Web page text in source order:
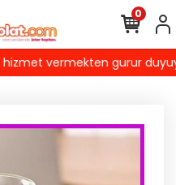
vermekten gurur
0